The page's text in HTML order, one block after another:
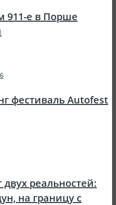
911-е в Порше
фестиваль Autofest
реальностей:
на границу с